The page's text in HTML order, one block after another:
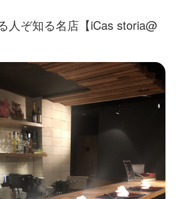
人ぞ知る名店【iCas storia@